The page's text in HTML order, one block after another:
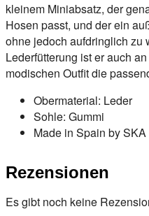
kleinem Miniabsatz, der
Hosen passt, und der ein
ohne jedoch aufdringlich zu
Lederfütterung ist er auch
modischen Outfit die
Obermaterial: Leder
Sohle: Gummi
Made in Spain by SKA
Rezensionen
Es gibt noch keine